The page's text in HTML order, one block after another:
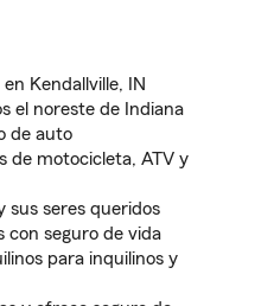
Kendallville, IN
el noreste de Indiana
de auto
de motocicleta, ATV y
sus seres queridos
con seguro de vida
para inquilinos y